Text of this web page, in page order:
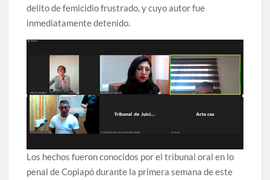
delito de femicidio frustrado, y cuyo autor fue
inmediatamente detenido.
Los hechos fueron conocidos por el tribunal oral en lo
penal de Copiapó durante la primera semana de este